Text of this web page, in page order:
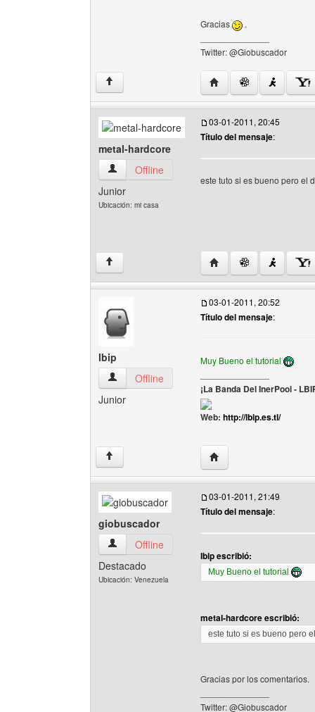
Gracias
.
Twitter: @Giobuscador
↑ Visitar sitio web del
metal-hardcore
metal-hardcore Ver perfil del usuario
Offline
Junior
Ubicación: mi casa
03-01-2011, 20:45
Título del mensaje:
este tuto si es bueno pero el
↑ Visitar sitio web del
lbip
lbip Ver perfil del usuario
Offline
Junior
03-01-2011, 20:52
Título del mensaje:
Muy Bueno el tutorial
¡La Banda Del InerPool -
Web: http://lbip.es.tl/
↑ Visitar sitio web del
giobuscador
giobuscador Ver perfil del usuario
Offline
Destacado
Ubicación: Venezuela
03-01-2011, 21:49
Título del mensaje:
lbip escribió:
Muy Bueno el tutorial
metal-hardcore escribió:
este tuto si es bueno pero
Gracias por los comentarios.
Twitter: @Giobuscador